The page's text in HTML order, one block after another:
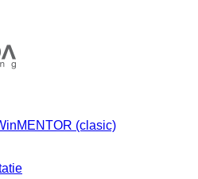
(clasic)